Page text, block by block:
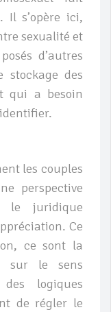
Il s’opère ici,
sexualité et
d’autres
stockage des
qui a besoin
les couples
perspective
le juridique
Ce
ce sont la
sur le sens
logiques
de régler le